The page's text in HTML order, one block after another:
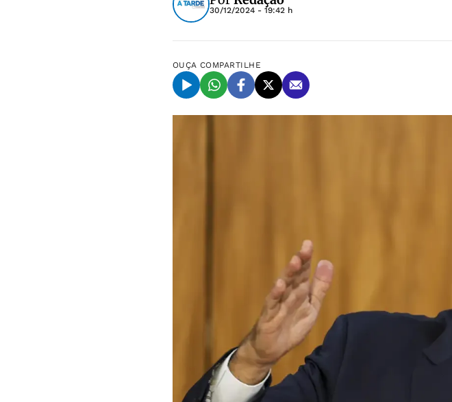
30/12/2024 - 19:42 h
OUÇA COMPARTILHE